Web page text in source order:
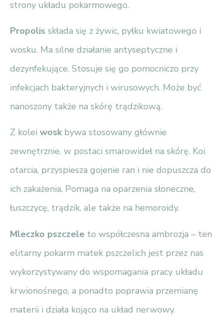
strony układu pokarmowego.
Propolis składa się z żywic, pyłku kwiatowego i
wosku. Ma silne działanie antyseptyczne i
dezynfekujące. Stosuje się go pomocniczo przy
infekcjach bakteryjnych i wirusowych. Może być
nanoszony także na skórę trądzikową.
Z kolei woskbywa stosowany głównie
zewnętrznie, w postaci smarowideł na skórę. Koi
otarcia, przyspiesza gojenie ran i nie dopuszcza do
ich zakażenia. Pomaga na oparzenia słoneczne,
łuszczycę, trądzik, ale także na hemoroidy.
Mleczko pszczele to współczesna ambrozja – ten
elitarny pokarm matek pszczelich jest przez nas
wykorzystywany do wspomagania pracy układu
krwionośnego, a ponadto poprawia przemianę
materii i działa kojąco na układ nerwowy.